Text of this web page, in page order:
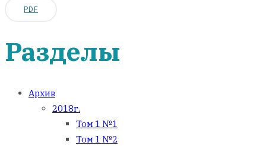
PDF
Разделы
Архив
2018г.
Том 1 №1
Том 1 №2